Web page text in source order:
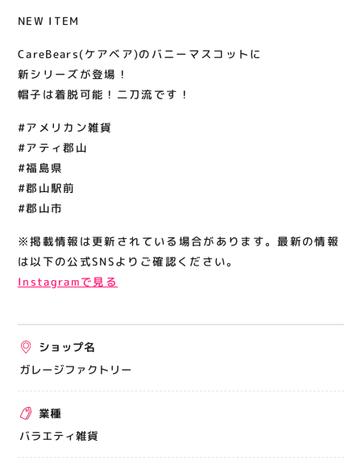
テナント出店募集
催事出店募集
アティビジョンについて
NEW ITEM
CareBears(ケアベア)のバニーマスコットに
新シリーズが登場！
帽子は着脱可能！二刀流です！
#アメリカン雑貨
#アティ郡山
#福島県
#郡山駅前
#郡山市
※掲載情報は更新されている場合があります。最新の情報
は以下の公式SNSよりご確認ください。
Instagramで見る
ショップ名
ガレージファクトリー
業種
バラエティ雑貨